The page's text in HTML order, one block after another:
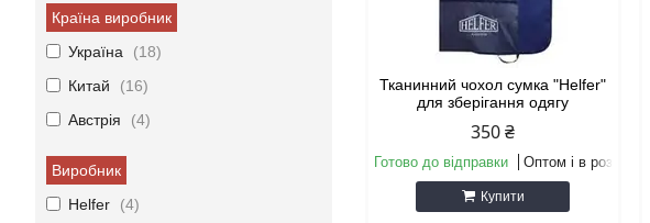
Тканинний чохол сумка "Helfer"
для зберігання одягу
350 ₴
Готово до відправки Оптом і в роздріб
Купити
Країна виробник
Україна
18
Китай
16
Австрія
4
Виробник
Helfer
4